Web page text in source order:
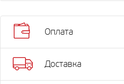
Оплата
Доставка